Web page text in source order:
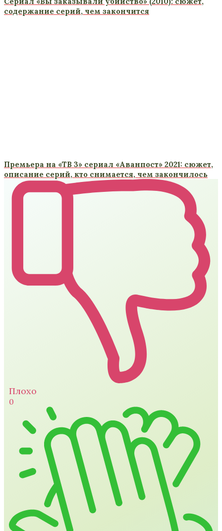
содержание серий, чем закончится
Премьера на «ТВ 3» сериал «Аванпост» 2021: сюжет,
описание серий, кто снимается, чем закончилось
Плохо
0